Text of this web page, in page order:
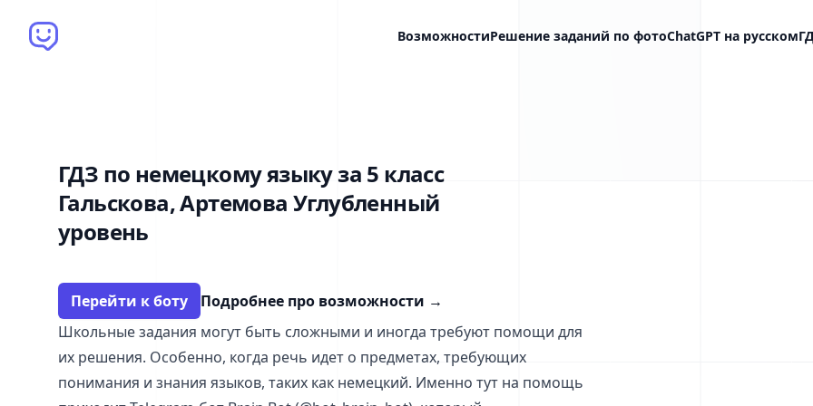
Brain Bot ВозможностиРешение заданий по фотоChatGPT на русском
ГДЗ по немецкому языку за 5 класс
Гальскова, Артемова Углубленный
уровень
Перейти к боту Подробнее про возможности →
Школьные задания могут быть сложными и иногда требуют помощи для
их решения. Особенно, когда речь идет о предметах, требующих
понимания и знания языков, таких как немецкий. Именно тут на помощь